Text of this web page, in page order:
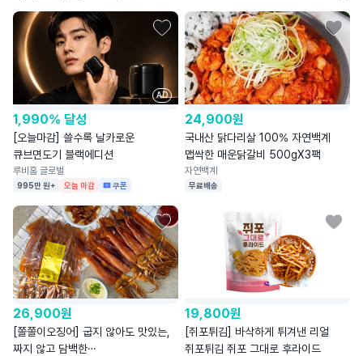
AD
1,990% 달성
[오늘마감] 쓸수록 날카로운
큐브면도기 블랙에디션
루비홈 글로벌
995만 원+ 오늘 마감 쿠폰
24,900원
국내산 닭다리살 100% 자연백계
맵싹한 매운닭갈비 500gX3팩
자연백계
무료배송
26,900원
[쫄쫄이오징어] 굽지 않아도 맛있는,
짜지 않고 담백한
19,800원
[쥐포튀김] 바삭하게 튀겨낸 리얼
쥐포튀김 쥐포 그대로 후라이드